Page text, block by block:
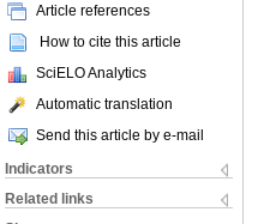
Article references
How to cite this article
SciELO Analytics
Automatic translation
Send this article by e-mail
Indicators
Related links